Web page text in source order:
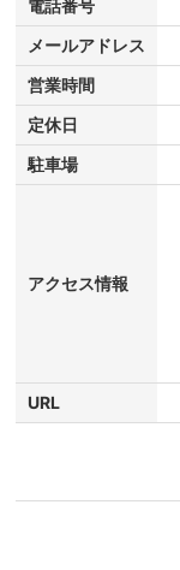
電話番号
メールアドレス
営業時間
定休日
駐車場
アクセス情報
URL